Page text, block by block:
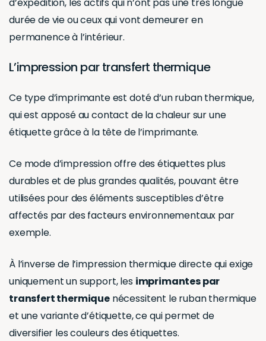
durée de vie ou ceux qui vont demeurer en
permanence à l’intérieur.
L’impression par transfert thermique
Ce type d’imprimante est doté d’un ruban thermique,
qui est apposé au contact de la chaleur sur une
étiquette grâce à la tête de l’imprimante.
Ce mode d’impression offre des étiquettes plus
durables et de plus grandes qualités, pouvant être
utilisées pour des éléments susceptibles d’être
affectés par des facteurs environnementaux par
exemple.
À l’inverse de l’impression thermique directe qui exige
uniquement un support, les imprimantes par
transfert thermiquenécessitent le ruban thermique
et une variante d’étiquette, ce qui permet de
diversifier les couleurs des étiquettes.